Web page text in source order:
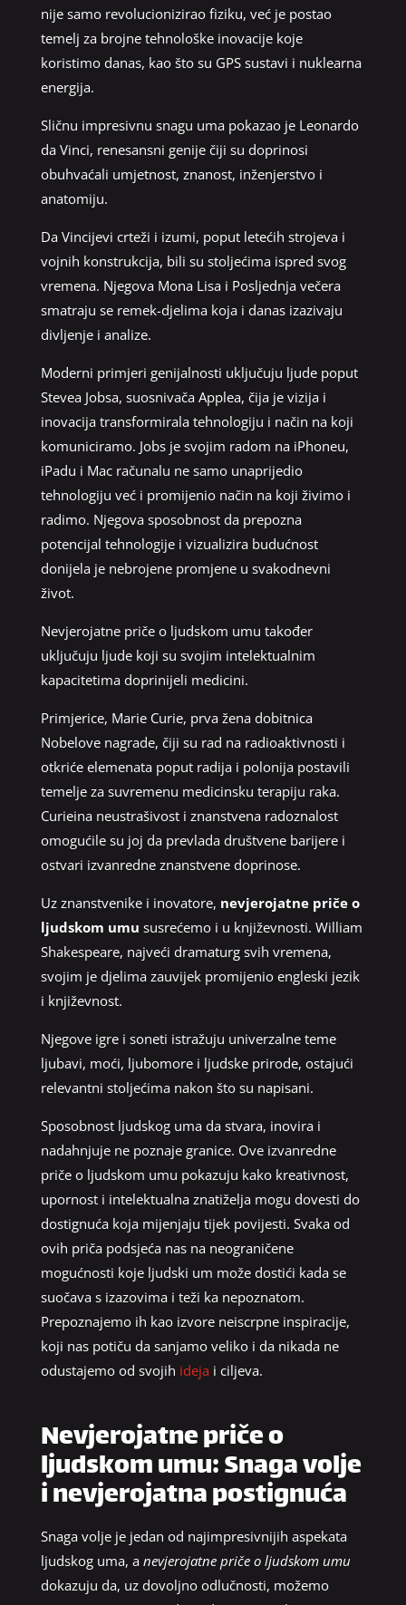
nije samo revolucionizirao fiziku, već je postao
temelj za brojne tehnološke inovacije koje
koristimo danas, kao što su GPS sustavi i nuklearna
energija.
Sličnu impresivnu snagu uma pokazao je Leonardo
da Vinci, renesansni genije čiji su doprinosi
obuhvaćali umjetnost, znanost, inženjerstvo i
anatomiju.
Da Vincijevi crteži i izumi, poput letećih strojeva i
vojnih konstrukcija, bili su stoljećima ispred svog
vremena. Njegova Mona Lisa i Posljednja večera
smatraju se remek-djelima koja i danas izazivaju
divljenje i analize.
Moderni primjeri genijalnosti uključuju ljude poput
Stevea Jobsa, suosnivača Applea, čija je vizija i
inovacija transformirala tehnologiju i način na koji
komuniciramo. Jobs je svojim radom na iPhoneu,
iPadu i Mac računalu ne samo unaprijedio
tehnologiju već i promijenio način na koji živimo i
radimo. Njegova sposobnost da prepozna
potencijal tehnologije i vizualizira budućnost
donijela je nebrojene promjene u svakodnevni
život.
Nevjerojatne priče o ljudskom umu također
uključuju ljude koji su svojim intelektualnim
kapacitetima doprinijeli medicini.
Primjerice, Marie Curie, prva žena dobitnica
Nobelove nagrade, čiji su rad na radioaktivnosti i
otkriće elemenata poput radija i polonija postavili
temelje za suvremenu medicinsku terapiju raka.
Curieina neustrašivost i znanstvena radoznalost
omogućile su joj da prevlada društvene barijere i
ostvari izvanredne znanstvene doprinose.
Uz znanstvenike i inovatore, nevjerojatne priče o
ljudskom umu susrećemo i u književnosti. William
Shakespeare, najveći dramaturg svih vremena,
svojim je djelima zauvijek promijenio engleski jezik
i književnost.
Njegove igre i soneti istražuju univerzalne teme
ljubavi, moći, ljubomore i ljudske prirode, ostajući
relevantni stoljećima nakon što su napisani.
Sposobnost ljudskog uma da stvara, inovira i
nadahnjuje ne poznaje granice. Ove izvanredne
priče o ljudskom umu pokazuju kako kreativnost,
upornost i intelektualna znatiželja mogu dovesti do
dostignuća koja mijenjaju tijek povijesti. Svaka od
ovih priča podsjeća nas na neograničene
mogućnosti koje ljudski um može dostići kada se
suočava s izazovima i teži ka nepoznatom.
Prepoznajemo ih kao izvore neiscrpne inspiracije,
koji nas potiču da sanjamo veliko i da nikada ne
odustajemo od svojih ideja i ciljeva.
Nevjerojatne priče o
ljudskom umu: Snaga volje
i nevjerojatna postignuća
Snaga volje je jedan od najimpresivnijih aspekata
ljudskog uma, a nevjerojatne priče o ljudskom umu
dokazuju da, uz dovoljno odlučnosti, možemo